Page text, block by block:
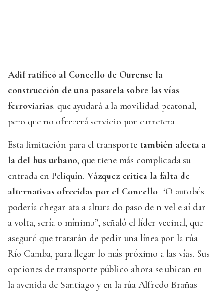
Adif ratificó al Concello de Ourense la
construcción de una pasarela sobre las vías
ferroviarias, que ayudará a la movilidad peatonal,
pero que no ofrecerá servicio por carretera.
Esta limitación para el transporte también afecta a
la del bus urbano, que tiene más complicada su
entrada en Peliquín. Vázquez critica la falta de
alternativas ofrecidas por el Concello. “O autobús
podería chegar ata a altura do paso de nivel e aí dar
a volta, sería o mínimo”, señaló el líder vecinal, que
aseguró que tratarán de pedir una línea por la rúa
Río Camba, para llegar lo más próximo a las vías. Sus
opciones de transporte público ahora se ubican en
la avenida de Santiago y en la rúa Alfredo Brañas